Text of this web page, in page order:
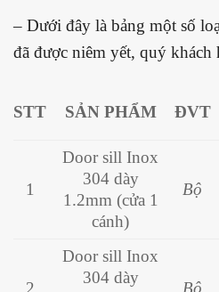
– Dưới đây là bảng một số
đã được niêm yết, quý khách
STT SẢN PHẨM ĐVT
1
Door sill Inox
304 dày
1.2mm (cửa 1
cánh)
Bộ
2
Door sill Inox
304 dày
Bộ